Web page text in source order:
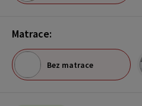
Matrace:
Bez matrace